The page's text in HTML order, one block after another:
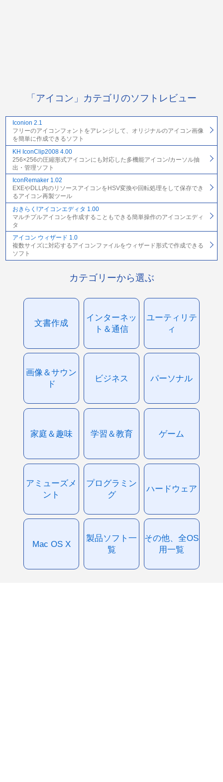
「アイコン」カテゴリのソフトレビュー
Iconion 2.1
フリーのアイコンフォントをアレンジして、オリジナルのアイコン画像
を簡単に作成できるソフト
KH IconClip2008 4.00
256×256の圧縮形式アイコンにも対応した多機能アイコン/カーソル抽
出・管理ソフト
IconRemaker 1.02
EXEやDLL内のリソースアイコンをHSV変換や回転処理をして保存でき
るアイコン再製ツール
おきらく!アイコンエディタ 1.00
マルチプルアイコンを作成することもできる簡単操作のアイコンエディ
タ
アイコン ウィザード 1.0
複数サイズに対応するアイコンファイルをウィザード形式で作成できる
ソフト
カテゴリーから選ぶ
文書作成
インターネッ
ト＆通信
ユーティリテ
ィ
画像＆サウン
ド
ビジネス パーソナル
家庭＆趣味 学習＆教育 ゲーム
アミューズメ
ント
プログラミン
グ
ハードウェア
Mac OS X
製品ソフト一
覧
その他、全OS
用一覧